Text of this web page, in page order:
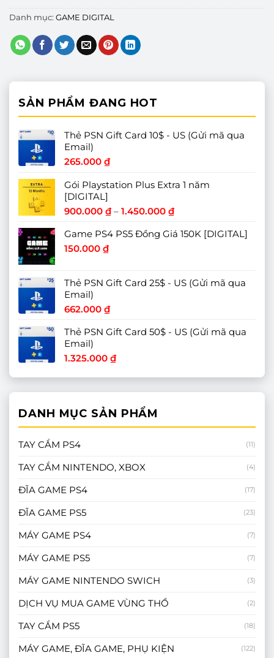
Danh mục: GAME DIGITAL
SẢN PHẨM ĐANG HOT
Thẻ PSN Gift Card 10$ - US (Gửi mã qua
Email)
265.000 ₫
Gói Playstation Plus Extra 1 năm
[DIGITAL]
900.000 ₫ – 1.450.000 ₫Khoảng
từ
Game PS4 PS5 Đồng Giá 150K [DIGITAL]
150.000 ₫
Thẻ PSN Gift Card 25$ - US (Gửi mã qua
Email)
662.000 ₫
Thẻ PSN Gift Card 50$ - US (Gửi mã qua
Email)
1.325.000 ₫
DANH MỤC SẢN PHẨM
TAY CẦM PS4 (11)
TAY CẦM NINTENDO, XBOX (4)
ĐĨA GAME PS4 (17)
ĐĨA GAME PS5 (23)
MÁY GAME PS4 (7)
MÁY GAME PS5 (7)
MÁY GAME NINTENDO SWICH (3)
DỊCH VỤ MUA GAME VÙNG THỔ (2)
TAY CẦM PS5 (18)
MÁY GAME, ĐĨA GAME, PHỤ KIỆN (122)